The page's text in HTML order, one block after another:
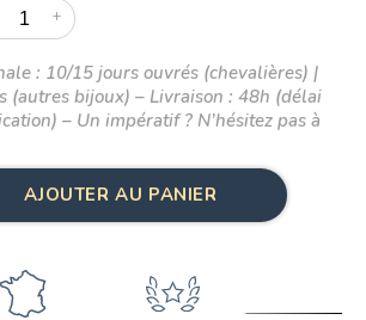
+
: 10/15 jours ouvrés (chevalières) |
(autres bijoux) – Livraison : 48h (délai
– Un impératif ? N’hésitez pas à
AJOUTER AU PANIER